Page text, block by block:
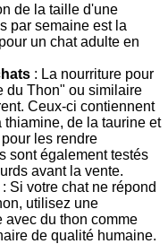
de la taille d'une
par semaine est la
un chat adulte en
: La nourriture pour
du Thon" ou similaire
Ceux-ci contiennent
de la taurine et
les rendre
sont également testés
avant la vente.
: Si votre chat ne répond
utilisez une
avec du thon comme
de qualité humaine.